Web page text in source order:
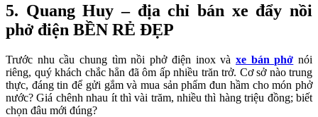
5. Quang Huy – địa chỉ bán xe đẩy nồi
phở điện BỀN RẺ ĐẸP
Trước nhu cầu chung tìm nồi phở điện inox và xe bán phở nói
riêng, quý khách chắc hẳn đã ôm ấp nhiều trăn trở. Cơ sở nào trung
thực, đáng tin để gửi gắm và mua sản phẩm đun hầm cho món phở
nước? Giá chênh nhau ít thì vài trăm, nhiều thì hàng triệu đồng; biết
chọn đâu mới đúng?